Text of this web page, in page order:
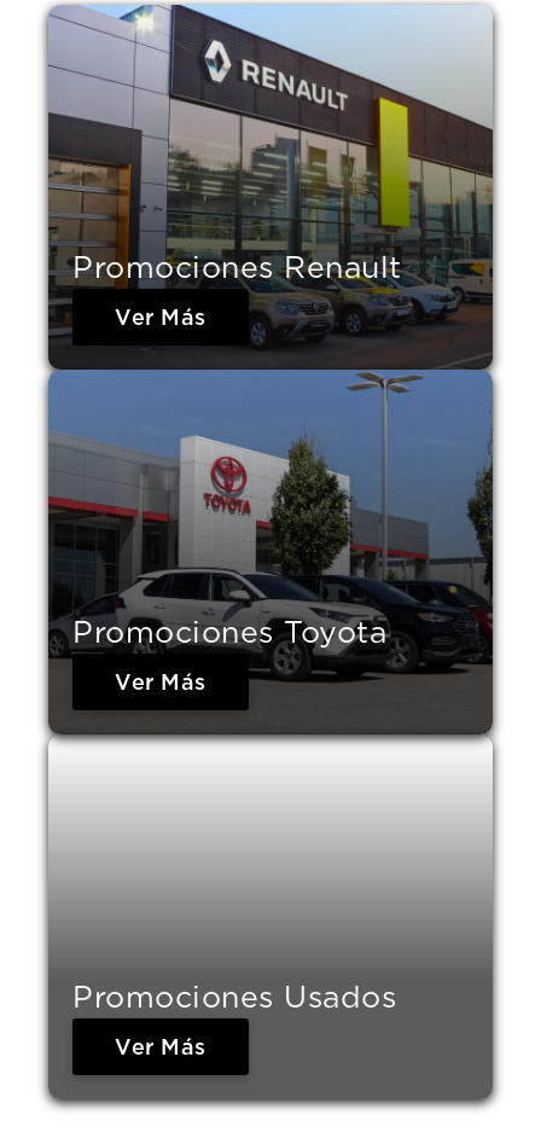
Promociones Renault
Ver Más
Promociones Toyota
Ver Más
Promociones Usados
Ver Más